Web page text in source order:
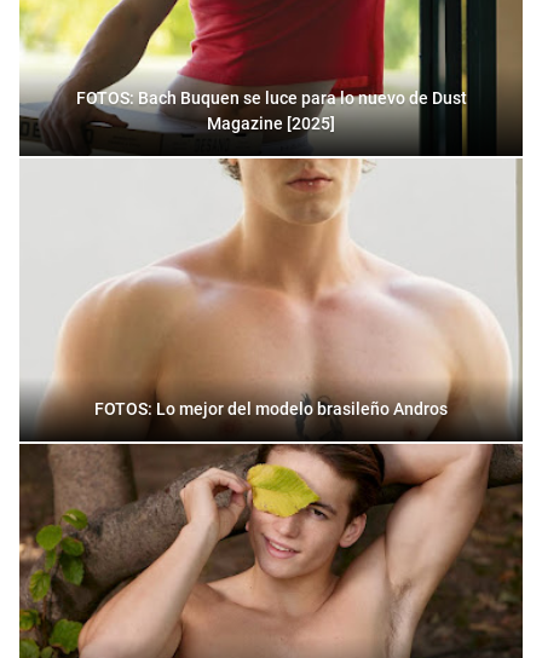
FOTOS: Bach Buquen se luce para lo nuevo de Dust
Magazine [2025]
FOTOS: Lo mejor del modelo brasileño Andros